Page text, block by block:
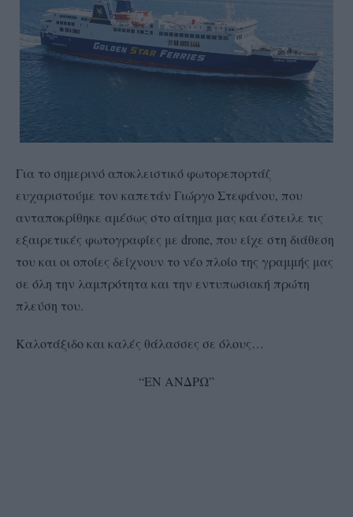
Για το σημερινό αποκλειστικό φωτορεπορτάζ
ευχαριστούμε τον καπετάν Γιώργο Στεφάνου, που
ανταποκρίθηκε αμέσως στο αίτημα μας και έστειλε τις
εξαιρετικές φωτογραφίες με drone, που είχε στη διάθεση
του και οι οποίες δείχνουν το νέο πλοίο της γραμμής μας
σε όλη την λαμπρότητα και την εντυπωσιακή πρώτη
πλεύση του.
Καλοτάξιδο και καλές θάλασσες σε όλους…
“ΕΝ ΑΝΔΡΩ”